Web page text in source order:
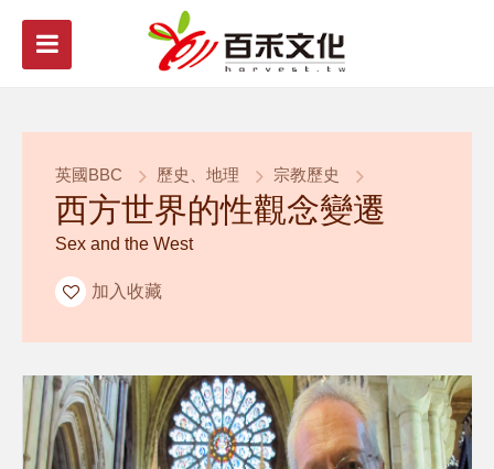
英國BBC 歷史、地理 宗教歷史
西方世界的性觀念變遷
Sex and the West
加入收藏